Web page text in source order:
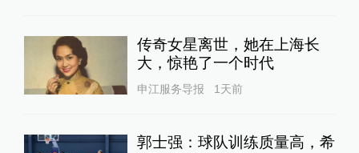
传奇女星离世，她在上海长
大，惊艳了一个时代
申江服务导报 1天前
郭士强：球队训练质量高，希